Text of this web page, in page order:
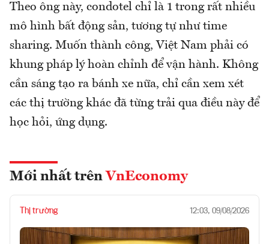
Theo ông này, condotel chỉ là 1 trong rất nhiều
mô hình bất động sản, tương tự như time
sharing. Muốn thành công, Việt Nam phải có
khung pháp lý hoàn chỉnh để vận hành. Không
cần sáng tạo ra bánh xe nữa, chỉ cần xem xét
các thị trường khác đã từng trải qua điều này để
học hỏi, ứng dụng.
Mới nhất trên VnEconomy
Thị trường 12:03, 09/08/2026